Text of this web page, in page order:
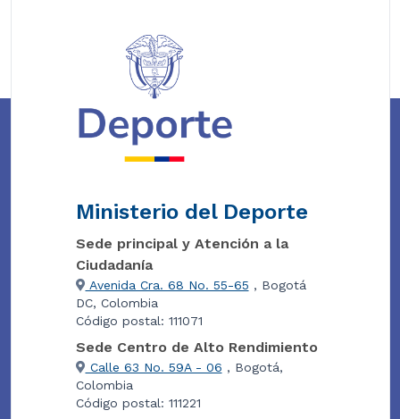
Ministerio del Deporte
Sede principal y Atención a la
Ciudadanía
Avenida Cra. 68 No. 55-65 , Bogotá
DC, Colombia
Código postal: 111071
Sede Centro de Alto Rendimiento
Calle 63 No. 59A - 06 , Bogotá,
Colombia
Código postal: 111221